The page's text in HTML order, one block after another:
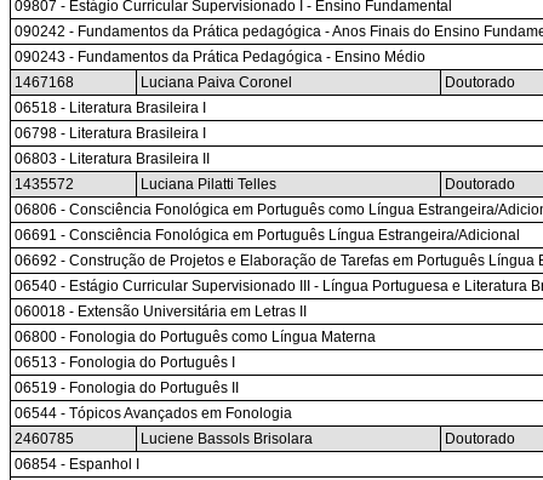
09807 - Estágio Curricular Supervisionado I - Ensino Fundamental
090242 - Fundamentos da Prática pedagógica - Anos Finais do Ensino
090243 - Fundamentos da Prática Pedagógica - Ensino Médio
1467168
Luciana Paiva Coronel
Doutorado
06518 - Literatura Brasileira I
06798 - Literatura Brasileira I
06803 - Literatura Brasileira II
1435572
Luciana Pilatti Telles
Doutorado
06806 - Consciência Fonológica em Português como Língua Estrangeira/
06691 - Consciência Fonológica em Português Língua Estrangeira/Adicional
06692 - Construção de Projetos e Elaboração de Tarefas em Português Língua
06540 - Estágio Curricular Supervisionado III - Língua Portuguesa e Literatura
060018 - Extensão Universitária em Letras II
06800 - Fonologia do Português como Língua Materna
06513 - Fonologia do Português I
06519 - Fonologia do Português II
06544 - Tópicos Avançados em Fonologia
2460785
Luciene Bassols Brisolara
Doutorado
06854 - Espanhol I